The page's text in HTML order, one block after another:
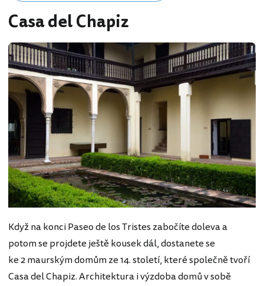
Casa del Chapiz
Když na konci Paseo de los Tristes zabočíte doleva a
potom se projdete ještě kousek dál, dostanete se
ke 2 maurským domům ze 14. století, které společně tvoří
Casa del Chapiz. Architektura i výzdoba domů v sobě